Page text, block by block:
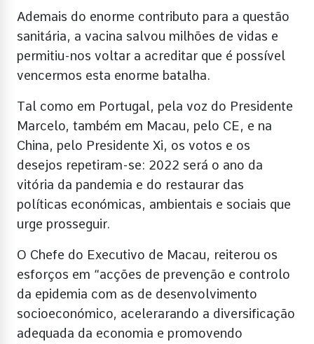
Ademais do enorme contributo para a questão
sanitária, a vacina salvou milhões de vidas e
permitiu-nos voltar a acreditar que é possível
vencermos esta enorme batalha.
Tal como em Portugal, pela voz do Presidente
Marcelo, também em Macau, pelo CE, e na
China, pelo Presidente Xi, os votos e os
desejos repetiram-se: 2022 será o ano da
vitória da pandemia e do restaurar das
políticas económicas, ambientais e sociais que
urge prosseguir.
O Chefe do Executivo de Macau, reiterou os
esforços em “acções de prevenção e controlo
da epidemia com as de desenvolvimento
socioeconómico, acelerarando a diversificação
adequada da economia e promovendo